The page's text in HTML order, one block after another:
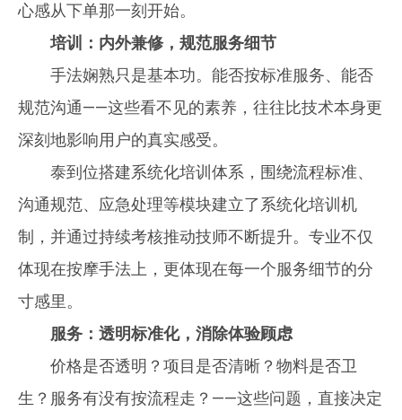
心感从下单那一刻开始。
培训：内外兼修，规范服务细节
手法娴熟只是基本功。能否按标准服务、能否
规范沟通——这些看不见的素养，往往比技术本身更
深刻地影响用户的真实感受。
泰到位搭建系统化培训体系，围绕流程标准、
沟通规范、应急处理等模块建立了系统化培训机
制，并通过持续考核推动技师不断提升。专业不仅
体现在按摩手法上，更体现在每一个服务细节的分
寸感里。
服务：透明标准化，消除体验顾虑
价格是否透明？项目是否清晰？物料是否卫
生？服务有没有按流程走？——这些问题，直接决定